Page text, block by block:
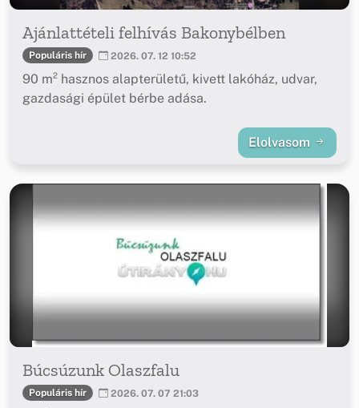
Ajánlattételi felhívás Bakonybélben
Populáris hír 2026. 07. 12 10:52
90 m² hasznos alapterületű, kivett lakóház, udvar,
gazdasági épület bérbe adása.
Elolvasom
Búcsúzunk Olaszfalu
Populáris hír 2026. 07. 07 21:03